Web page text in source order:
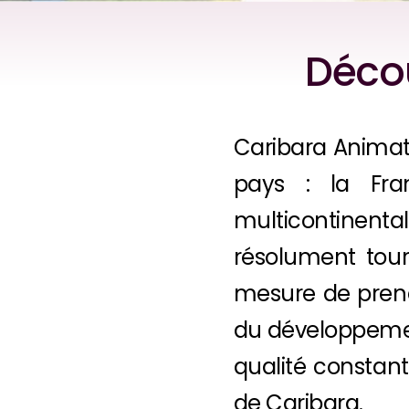
Caribara
pays : la
résolument
mesure de
du
qualité